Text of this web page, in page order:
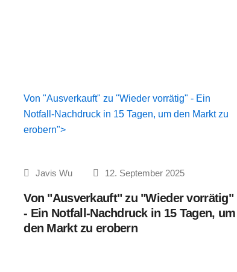
Von "Ausverkauft" zu "Wieder vorrätig" - Ein
Notfall-Nachdruck in 15 Tagen, um den Markt zu
erobern">
Javis Wu 12. September 2025
Von "Ausverkauft" zu "Wieder vorrätig"
- Ein Notfall-Nachdruck in 15 Tagen, um
den Markt zu erobern